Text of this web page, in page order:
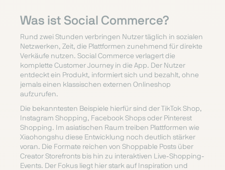
Was ist Social Commerce?
Rund zwei Stunden verbringen Nutzer täglich in sozialen
Netzwerken, Zeit, die Plattformen zunehmend für direkte
Verkäufe nutzen. Social Commerce verlagert die
komplette Customer Journey in die App. Der Nutzer
entdeckt ein Produkt, informiert sich und bezahlt, ohne
jemals einen klassischen externen Onlineshop
aufzurufen.
Die bekanntesten Beispiele hierfür sind der TikTok Shop,
Instagram Shopping, Facebook Shops oder Pinterest
Shopping. Im asiatischen Raum treiben Plattformen wie
Xiaohongshu diese Entwicklung noch deutlich stärker
voran. Die Formate reichen von Shoppable Posts über
Creator Storefronts bis hin zu interaktiven Live-Shopping-
Events. Der Fokus liegt hier stark auf Inspiration und